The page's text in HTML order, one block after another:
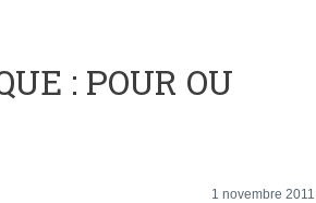
: POUR OU
1 novembre 2011